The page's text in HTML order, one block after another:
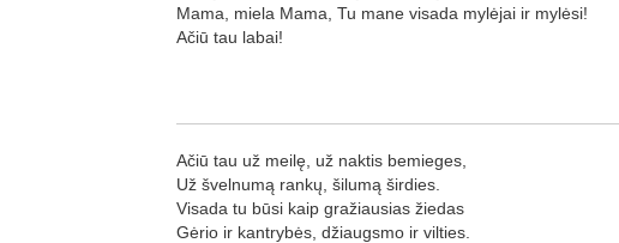
Mama, miela Mama, Tu mane visada mylėjai ir mylėsi!
Ačiū tau labai!
Ačiū tau už meilę, už naktis bemieges,
Už švelnumą rankų, šilumą širdies.
Visada tu būsi kaip gražiausias žiedas
Gėrio ir kantrybės, džiaugsmo ir vilties.